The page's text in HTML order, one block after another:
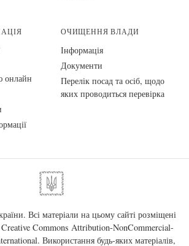
онлайн
ОЧИЩЕННЯ ВЛАДИ
Інформація
Документи
Перелік посад та осіб, щодо
яких проводиться перевірка
Всі матеріали на цьому сайті розміщені
Creative Commons Attribution-NonCommercial-
. Використання будь-яких матеріалів,